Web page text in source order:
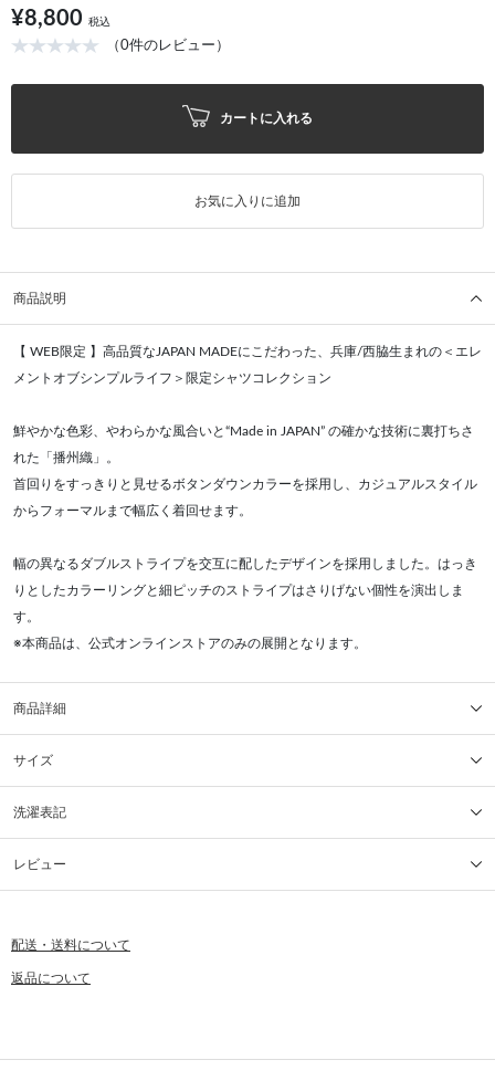
¥8,800 税込
（0件のレビュー）
カートに入れる
お気に入りに追加
商品説明
【 WEB限定 】高品質なJAPAN MADEにこだわった、兵庫/西脇生まれの＜エレ
メントオブシンプルライフ＞限定シャツコレクション
鮮やかな色彩、やわらかな風合いと“Made in JAPAN” の確かな技術に裏打ちさ
れた「播州織」。
首回りをすっきりと見せるボタンダウンカラーを採用し、カジュアルスタイル
からフォーマルまで幅広く着回せます。
幅の異なるダブルストライプを交互に配したデザインを採用しました。はっき
りとしたカラーリングと細ピッチのストライプはさりげない個性を演出しま
す。
※本商品は、公式オンラインストアのみの展開となります。
商品詳細
サイズ
洗濯表記
レビュー
配送・送料について
返品について